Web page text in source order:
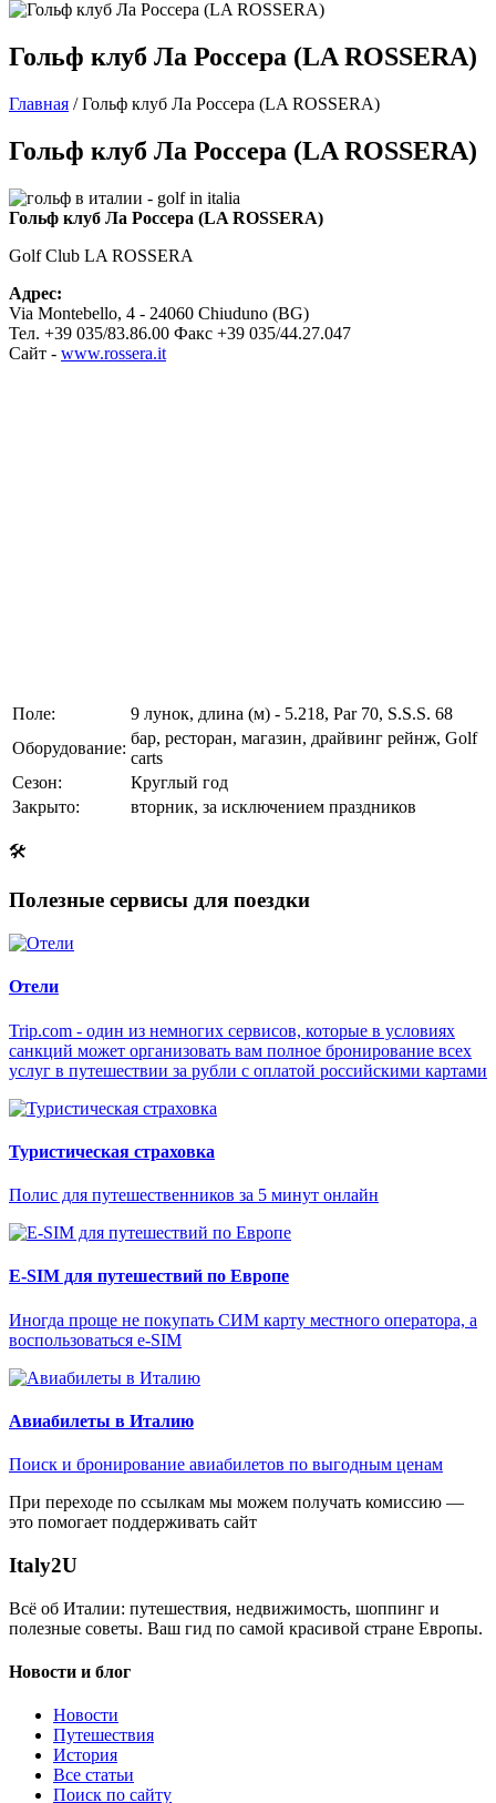
Гольф клуб Ла Россера (LA ROSSERA)
Главная / Гольф клуб Ла Россера (LA ROSSERA)
Гольф клуб Ла Россера (LA ROSSERA)
Гольф клуб Ла Россера (LA ROSSERA)
Golf Club LA ROSSERA
Адрес:
Via Montebello, 4 - 24060 Chiuduno (BG)
Тел. +39 035/83.86.00 Факс +39 035/44.27.047
Сайт - www.rossera.it
Поле:
9 лунок, длина (м) - 5.218, Par 70, S.S.S. 68
Оборудование:
бар, ресторан, магазин, драйвинг рейнж, Golf
carts
Сезон:
Круглый год
Закрыто:
вторник, за исключением праздников
🛠
Полезные сервисы для поездки
Отели
Trip.com - один из немногих сервисов, которые в условиях
санкций может организовать вам полное бронирование всех
услуг в путешествии за рубли с оплатой российскими картами
Туристическая страховка
Полис для путешественников за 5 минут онлайн
E-SIM для путешествий по Европе
Иногда проще не покупать СИМ карту местного оператора, а
воспользоваться e-SIM
Авиабилеты в Италию
Поиск и бронирование авиабилетов по выгодным ценам
При переходе по ссылкам мы можем получать комиссию —
это помогает поддерживать сайт
Italy2U
Всё об Италии: путешествия, недвижимость, шоппинг и
полезные советы. Ваш гид по самой красивой стране Европы.
Новости и блог
Новости
Путешествия
История
Все статьи
Поиск по сайту